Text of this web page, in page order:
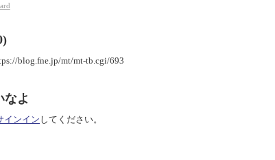
blog.fne.jp/mt/mt-tb.cgi/693
なよ
インインしてください。